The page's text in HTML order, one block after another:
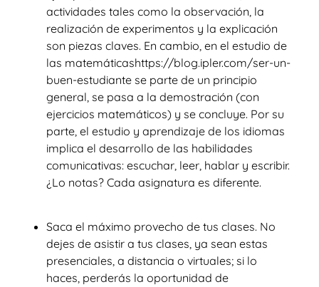
actividades tales como la observación, la
realización de experimentos y la explicación
son piezas claves. En cambio, en el estudio de
las matemáticashttps://blog.ipler.com/ser-un-
buen-estudiante se parte de un principio
general, se pasa a la demostración (con
ejercicios matemáticos) y se concluye. Por su
parte, el estudio y aprendizaje de los idiomas
implica el desarrollo de las habilidades
comunicativas: escuchar, leer, hablar y escribir.
¿Lo notas? Cada asignatura es diferente.
Saca el máximo provecho de tus clases. No
dejes de asistir a tus clases, ya sean estas
presenciales, a distancia o virtuales; si lo
haces, perderás la oportunidad de